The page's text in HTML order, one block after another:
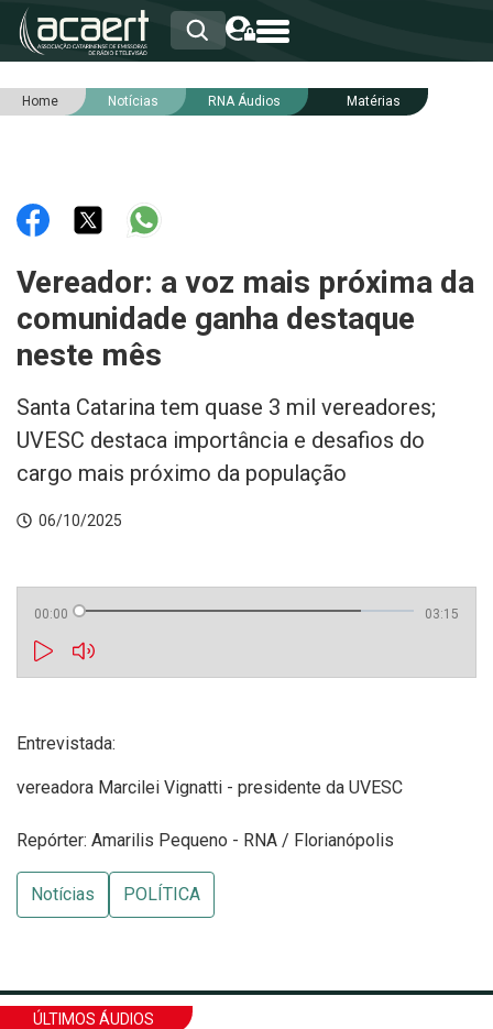
HOME
RNA
NOTÍCIAS
INTEGRIDADE
Home Notícias RNA Áudios Matérias
Vereador: a voz mais próxima da
comunidade ganha destaque
neste mês
Santa Catarina tem quase 3 mil vereadores;
UVESC destaca importância e desafios do
cargo mais próximo da população
06/10/2025
00:00 03:15
Entrevistada:
vereadora Marcilei Vignatti - presidente da UVESC
Repórter: Amarilis Pequeno - RNA / Florianópolis
Notícias POLÍTICA
ÚLTIMOS ÁUDIOS